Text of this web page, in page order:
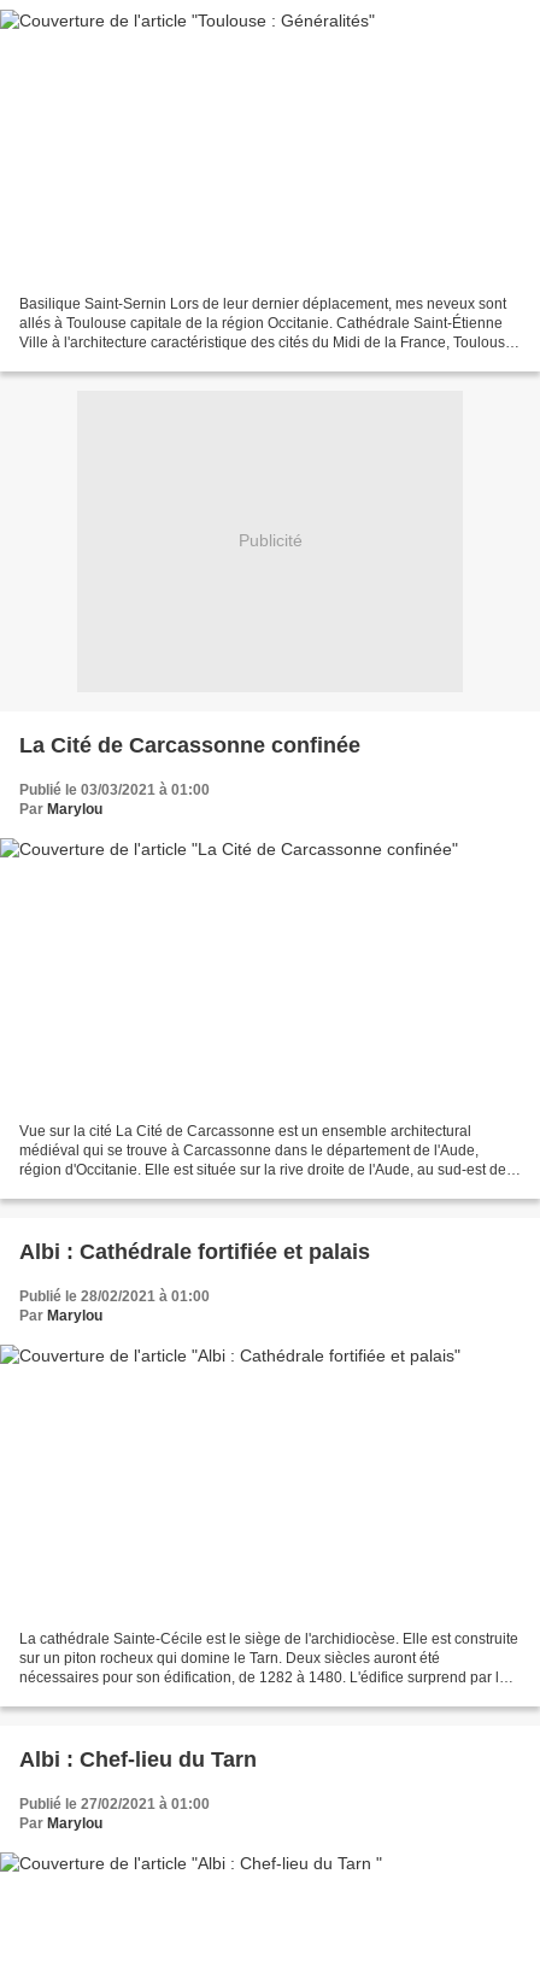
Basilique Saint-Sernin Lors de leur dernier déplacement, mes neveux sont
allés à Toulouse capitale de la région Occitanie. Cathédrale Saint-Étienne
Ville à l'architecture caractéristique des cités du Midi de la France, Toulouse
Publicité
La Cité de Carcassonne confinée
Publié le 03/03/2021 à 01:00
Par Marylou
Vue sur la cité La Cité de Carcassonne est un ensemble architectural
médiéval qui se trouve à Carcassonne dans le département de l'Aude,
région d'Occitanie. Elle est située sur la rive droite de l'Aude, au sud-est de
Albi : Cathédrale fortifiée et palais
Publié le 28/02/2021 à 01:00
Par Marylou
La cathédrale Sainte-Cécile est le siège de l'archidiocèse. Elle est construite
sur un piton rocheux qui domine le Tarn. Deux siècles auront été
nécessaires pour son édification, de 1282 à 1480. L'édifice surprend par le
Albi : Chef-lieu du Tarn
Publié le 27/02/2021 à 01:00
Par Marylou